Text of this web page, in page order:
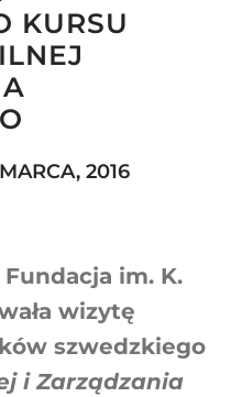
Szukaj
KURSU
2016
im. K.
wizytę
szwedzkiego
i Zarządzania